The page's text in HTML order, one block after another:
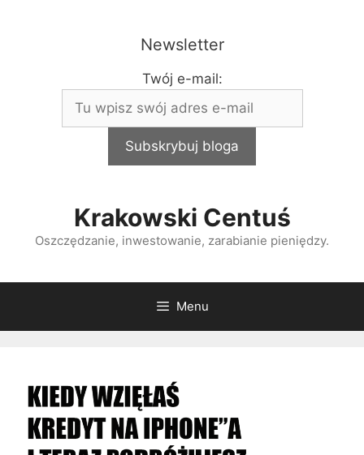
Newsletter
Twój e-mail:
Krakowski Centuś
Oszczędzanie, inwestowanie, zarabianie pieniędzy.
Menu